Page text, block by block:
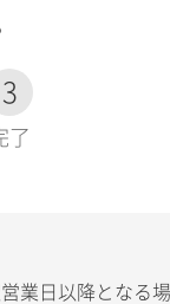
3
了
業日以降となる